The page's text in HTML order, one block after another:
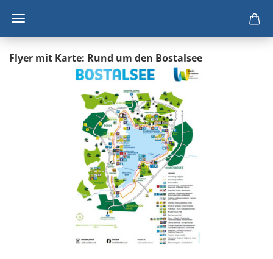
Flyer mit Karte: Rund um den Bos­tal­see